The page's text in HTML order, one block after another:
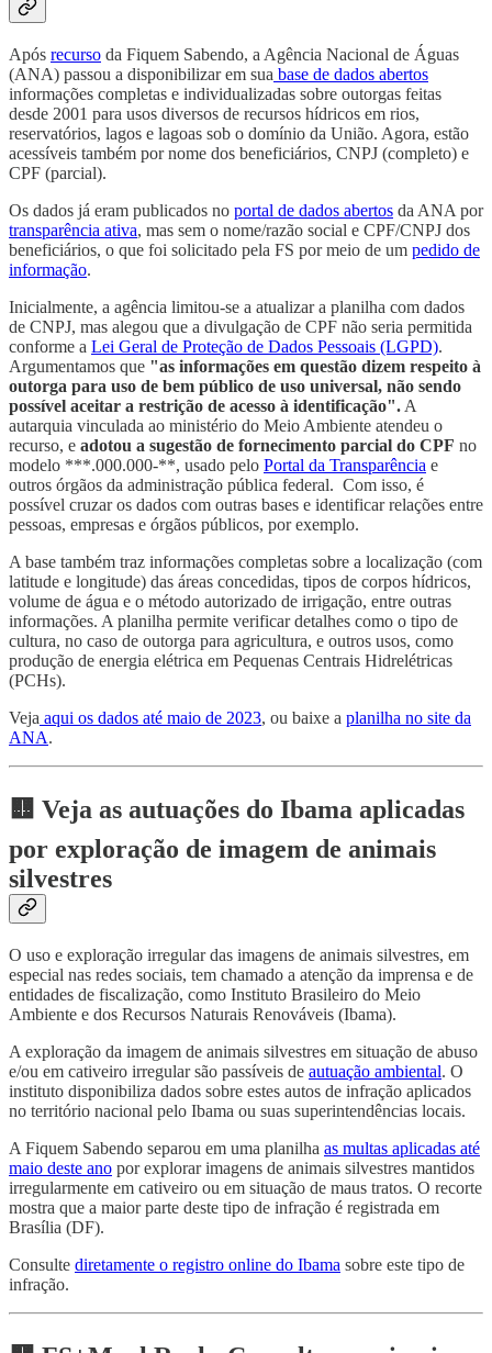
Após recurso da Fiquem Sabendo, a Agência Nacional de Águas
(ANA) passou a disponibilizar em sua base de dados abertos
informações completas e individualizadas sobre outorgas feitas
desde 2001 para usos diversos de recursos hídricos em rios,
reservatórios, lagos e lagoas sob o domínio da União. Agora, estão
acessíveis também por nome dos beneficiários, CNPJ (completo) e
CPF (parcial).
Os dados já eram publicados no portal de dados abertos da ANA por
transparência ativa, mas sem o nome/razão social e CPF/CNPJ dos
beneficiários, o que foi solicitado pela FS por meio de um pedido de
informação.
Inicialmente, a agência limitou-se a atualizar a planilha com dados
de CNPJ, mas alegou que a divulgação de CPF não seria permitida
conforme a Lei Geral de Proteção de Dados Pessoais (LGPD).
Argumentamos que "as informações em questão dizem respeito à
outorga para uso de bem público de uso universal, não sendo
possível aceitar a restrição de acesso à identificação". A
autarquia vinculada ao ministério do Meio Ambiente atendeu o
recurso, e adotou a sugestão de fornecimento parcial do CPF no
modelo ***.000.000-**, usado pelo Portal da Transparência e
outros órgãos da administração pública federal. Com isso, é
possível cruzar os dados com outras bases e identificar relações entre
pessoas, empresas e órgãos públicos, por exemplo.
A base também traz informações completas sobre a localização (com
latitude e longitude) das áreas concedidas, tipos de corpos hídricos,
volume de água e o método autorizado de irrigação, entre outras
informações. A planilha permite verificar detalhes como o tipo de
cultura, no caso de outorga para agricultura, e outros usos, como
produção de energia elétrica em Pequenas Centrais Hidrelétricas
(PCHs).
Veja aqui os dados até maio de 2023, ou baixe a planilha no site da
ANA.
🟨 Veja as autuações do Ibama aplicadas
por exploração de imagem de animais
silvestres
O uso e exploração irregular das imagens de animais silvestres, em
especial nas redes sociais, tem chamado a atenção da imprensa e de
entidades de fiscalização, como Instituto Brasileiro do Meio
Ambiente e dos Recursos Naturais Renováveis (Ibama).
A exploração da imagem de animais silvestres em situação de abuso
e/ou em cativeiro irregular são passíveis de autuação ambiental. O
instituto disponibiliza dados sobre estes autos de infração aplicados
no território nacional pelo Ibama ou suas superintendências locais.
A Fiquem Sabendo separou em uma planilha as multas aplicadas até
maio deste ano por explorar imagens de animais silvestres mantidos
irregularmente em cativeiro ou em situação de maus tratos. O recorte
mostra que a maior parte deste tipo de infração é registrada em
Brasília (DF).
Consulte diretamente o registro online do Ibama sobre este tipo de
infração.